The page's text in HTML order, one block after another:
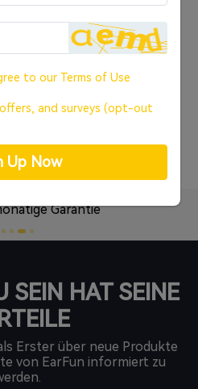
über Google
über Facebook
Garantie
SEIN HAT SEINE
Erster über neue Produkte
von EarFun informiert zu
to our Terms of Use
offers, and surveys (opt-out
Up Now